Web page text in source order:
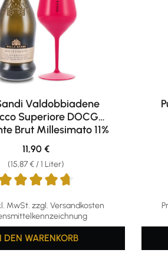
Valdobbiadene
Superiore DOCG
Brut Millesimato 11%
vol. 0,75l
MwSt. zzgl. Versandkosten
(15,87 € / 1 Liter)
Regulärer Preis:
11,90 €
DEN WARENKORB